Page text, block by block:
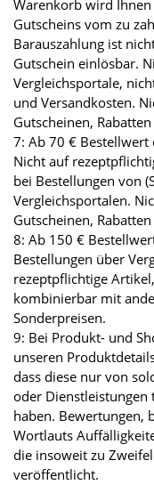
Warenkorb wird
Gutscheins vom zu
Barauszahlung ist
Gutschein einlösbar.
Vergleichsportale,
und Versandkosten.
Gutscheinen,
7: Ab 70 €
Nicht auf
bei Bestellungen von
Vergleichsportalen.
Gutscheinen,
8: Ab 150 €
Bestellungen über
rezeptpflichtige
kombinierbar mit
Sonderpreisen.
9: Bei Produkt- und
unseren
dass diese nur von
oder Dienstleistungen
haben. Bewertungen,
Wortlauts
die insoweit zu
veröffentlicht.